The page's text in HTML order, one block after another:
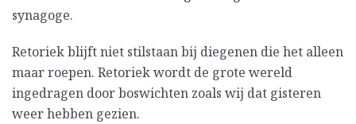
synagoge.
Retoriek blijft niet stilstaan bij diegenen die het alleen
maar roepen. Retoriek wordt de grote wereld
ingedragen door boswichten zoals wij dat gisteren
weer hebben gezien.